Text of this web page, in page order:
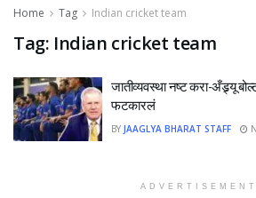
Home Tag Indian cricket team
Tag: Indian cricket team
जातीव्यवस्था नष्ट करा-अँड्र्यू
फटकारलं
BY JAAGLYA BHARAT STAFF
ADVERTISEMENT